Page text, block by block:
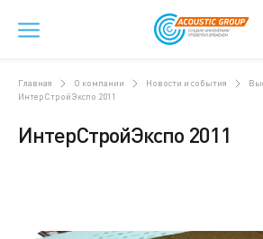
Главная О компании Новости и события
ИнтерСтройЭкспо 2011
ИнтерСтройЭкспо 2011